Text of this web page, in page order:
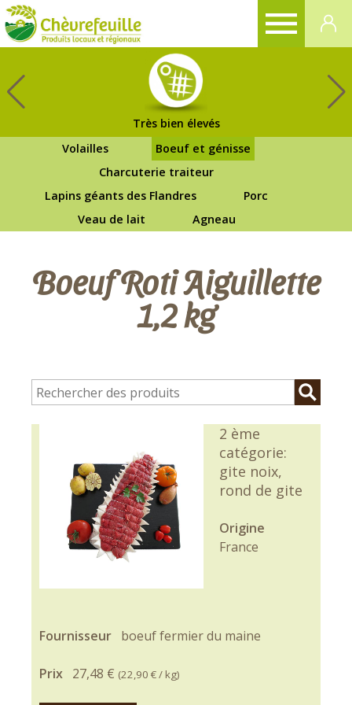
Très bien élevés
Volailles
Boeuf et génisse
Charcuterie traiteur
Lapins géants des Flandres
Porc
Veau de lait
Agneau
Boeuf Roti Aiguillette
1,2 kg
2 ème
catégorie:
gite noix,
rond de gite
Origine
France
Fournisseur boeuf fermier du maine
Prix 27,48 € (22,90 €/ kg)